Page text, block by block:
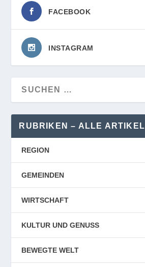
FACEBOOK
INSTAGRAM
RUBRIKEN – ALLE ARTIKEL
REGION
GEMEINDEN
WIRTSCHAFT
KULTUR UND GENUSS
BEWEGTE WELT